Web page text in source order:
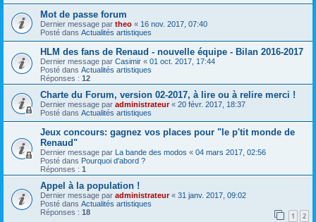
Mot de passe forum
Dernier message par theo « 16 nov. 2017, 07:40
Posté dans Actualités artistiques
HLM des fans de Renaud - nouvelle équipe - Bilan 2016-2017
Dernier message par Casimir « 01 oct. 2017, 17:44
Posté dans Actualités artistiques
Réponses : 12
Charte du Forum, version 02-2017, à lire ou à relire merci !
Dernier message par administrateur« 20 févr. 2017, 18:37
Posté dans Actualités artistiques
Jeux concours: gagnez vos places pour "le p'tit monde de
Renaud"
Dernier message par La bande des modos « 04 mars 2017, 02:56
Posté dans Pourquoi d'abord ?
Réponses : 1
Appel à la population !
Dernier message par administrateur« 31 janv. 2017, 09:02
Posté dans Actualités artistiques
Réponses : 18 1 2